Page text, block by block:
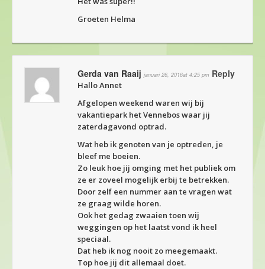
Groeten Helma
Gerda van Raaij januari 26, 2016at 4:25 pm Reply
Hallo Annet
Afgelopen weekend waren wij bij
vakantiepark het Vennebos waar jij
zaterdagavond optrad.
Wat heb ik genoten van je optreden, je
bleef me boeien.
Zo leuk hoe jij omging met het publiek om
ze er zoveel mogelijk erbij te betrekken.
Door zelf een nummer aan te vragen wat
ze graag wilde horen.
Ook het gedag zwaaien toen wij
weggingen op het laatst vond ik heel
speciaal.
Dat heb ik nog nooit zo meegemaakt.
Top hoe jij dit allemaal doet.